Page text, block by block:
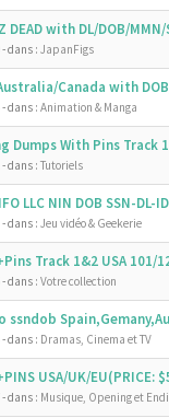
DEAD with DL/DOB/
- dans : JapanFigs
Canada with
- dans : Animation & Manga
With Pins Track
- dans : Tutoriels
LLC NIN DOB SSN-DL-
- dans : Jeu vidéo & Geekerie
Track 1&2 USA 101/
- dans : Votre collection
- dans : Dramas, Cinema et TV
USA/UK/EU(PRICE:
- dans : Musique, Opening et